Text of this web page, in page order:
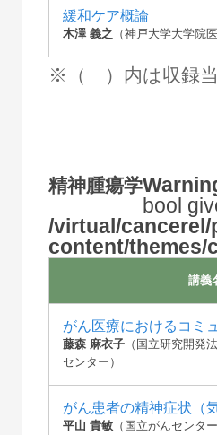
緩和ケア概論
木澤 義之 （神戸大学大学
※（ ）内は収録
精神腫瘍学
bool
/virtual/
content/themes/
講義
がん医療におけるコミ
藤森 麻衣子 （国立研究開発
センター）
がん患者の精神症状（
平山 貴敏 （国立がんセンタ